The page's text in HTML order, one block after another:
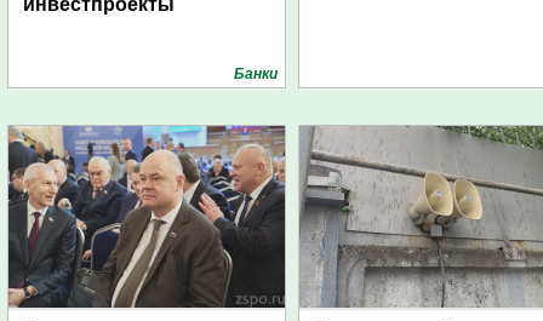
инвестпроекты
Банки